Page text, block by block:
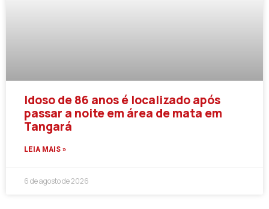
Idoso de 86 anos é localizado após
passar a noite em área de mata em
Tangará
LEIA MAIS »
6 de agosto de 2026